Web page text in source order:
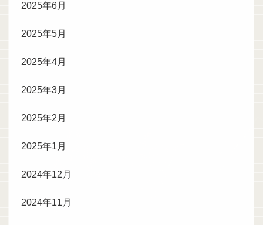
2025年6月
2025年5月
2025年4月
2025年3月
2025年2月
2025年1月
2024年12月
2024年11月